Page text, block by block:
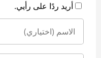
أريد ردًا على رأيي.